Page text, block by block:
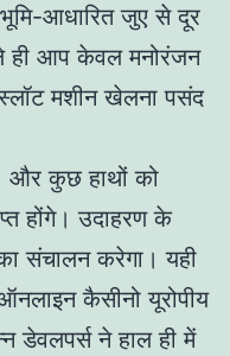
आधारित जुए से दूर
ही आप केवल मनोरंजन
मशीन खेलना पसंद
कुछ हाथों को
होंगे। उदाहरण के
संचालन करेगा। यही
कैसीनो यूरोपीय
डेवलपर्स ने हाल ही में